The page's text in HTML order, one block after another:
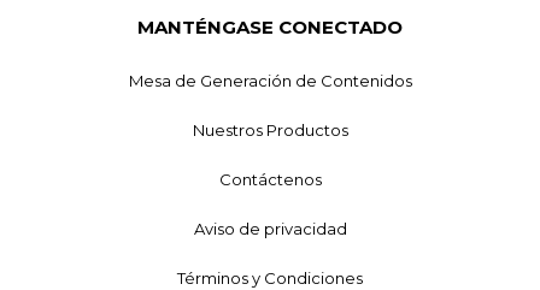
MANTÉNGASE CONECTADO
Mesa de Generación de Contenidos
Nuestros Productos
Contáctenos
Aviso de privacidad
Términos y Condiciones